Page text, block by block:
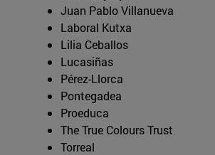
Juan Pablo Villanueva
Laboral Kutxa
Lilia Ceballos
Lucasiñas
Pérez-Llorca
Pontegadea
Proeduca
The True Colours Trust
Torreal